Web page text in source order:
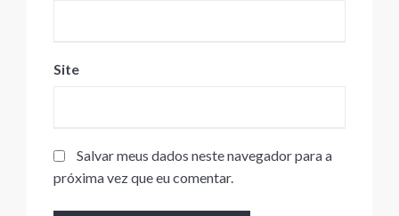
Site
Salvar meus dados neste navegador para a
próxima vez que eu comentar.